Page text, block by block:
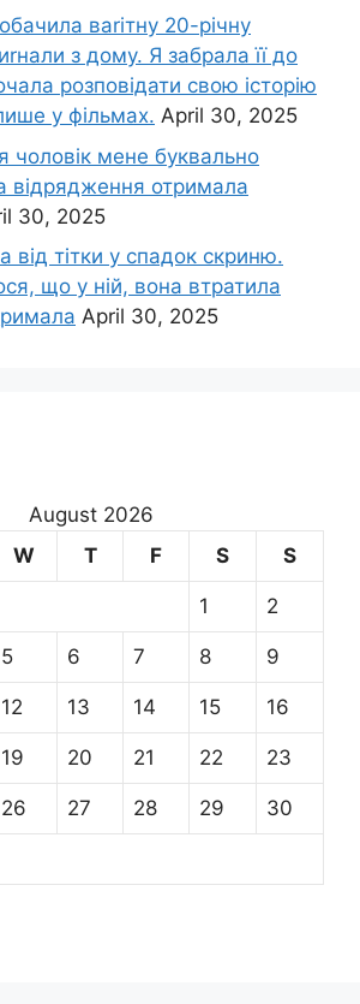
ваrітну 20-річну
з дому. Я забрала її до
розповідати свою історію
у фільмах. April 30, 2025
чоловік мене буквально
відрядження отримала
30, 2025
від тітки у спадок скриню.
що у ній, вона втратила
April 30, 2025
August 2026
W T F S S
1 2
5 6 7 8 9
12 13 14 15 16
19 20 21 22 23
26 27 28 29 30